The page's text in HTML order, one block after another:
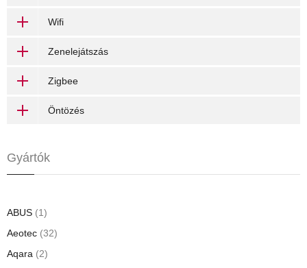
Wifi
Zenelejátszás
Zigbee
Öntözés
Gyártók
ABUS (1)
Aeotec (32)
Aqara (2)